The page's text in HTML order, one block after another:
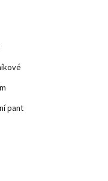
pant